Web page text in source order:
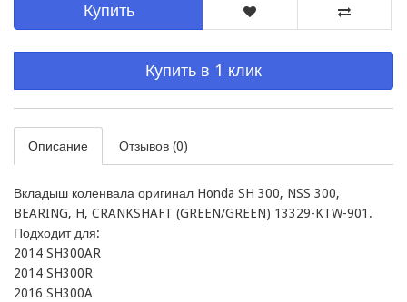
Купить
Купить в 1 клик
Описание Отзывов (0)
Вкладыш коленвала оригинал Honda SH 300, NSS 300,
BEARING, H, CRANKSHAFT (GREEN/GREEN) 13329-KTW-901.
Подходит для:
2014 SH300AR
2014 SH300R
2016 SH300A